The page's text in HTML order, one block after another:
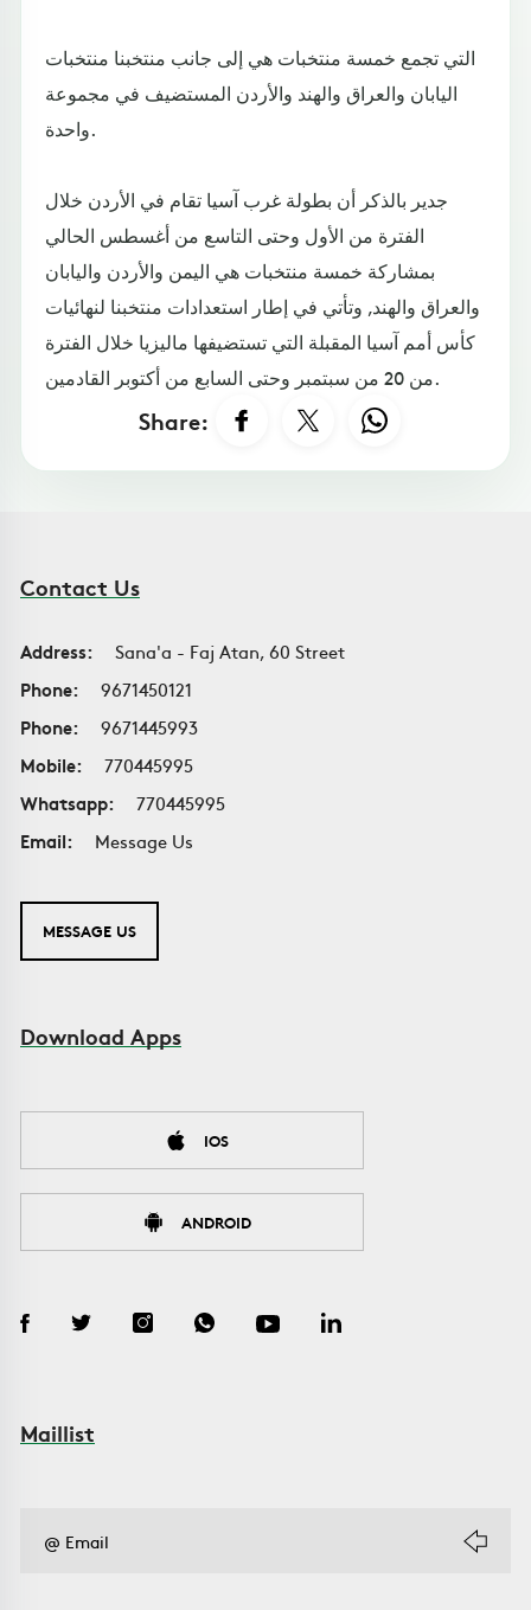
التي تجمع خمسة منتخبات هي إلى جانب منتخبنا منتخبات
اليابان والعراق والهند والأردن المستضيف في مجموعة
واحدة.
جدير بالذكر أن بطولة غرب آسيا تقام في الأردن خلال
الفترة من الأول وحتى التاسع من أغسطس الحالي
بمشاركة خمسة منتخبات هي اليمن والأردن واليابان
والعراق والهند, وتأتي في إطار استعدادات منتخبنا لنهائيات
كأس أمم آسيا المقبلة التي تستضيفها ماليزيا خلال الفترة
من 20 من سبتمبر وحتى السابع من أكتوبر القادمين.
Share:
Contact Us
Address:
Sana'a - Faj Atan, 60 Street
Phone:
9671450121
Phone:
9671445993
Mobile:
770445995
Whatsapp:
770445995
Email:
Message Us
MESSAGE US
Download Apps
IOS
ANDROID
Maillist